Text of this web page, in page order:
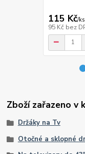
115 Kč/ks
95 Kč bez
Zboží zařazeno v
Držáky na Tv
Otočné a sklopné